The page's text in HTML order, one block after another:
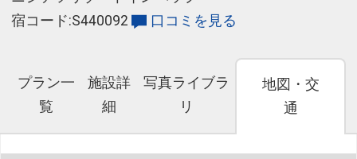
宿コード:S440092
口コミを見る
プラン一
覧
施設詳
細
写真ライブラ
リ
地図・交
通